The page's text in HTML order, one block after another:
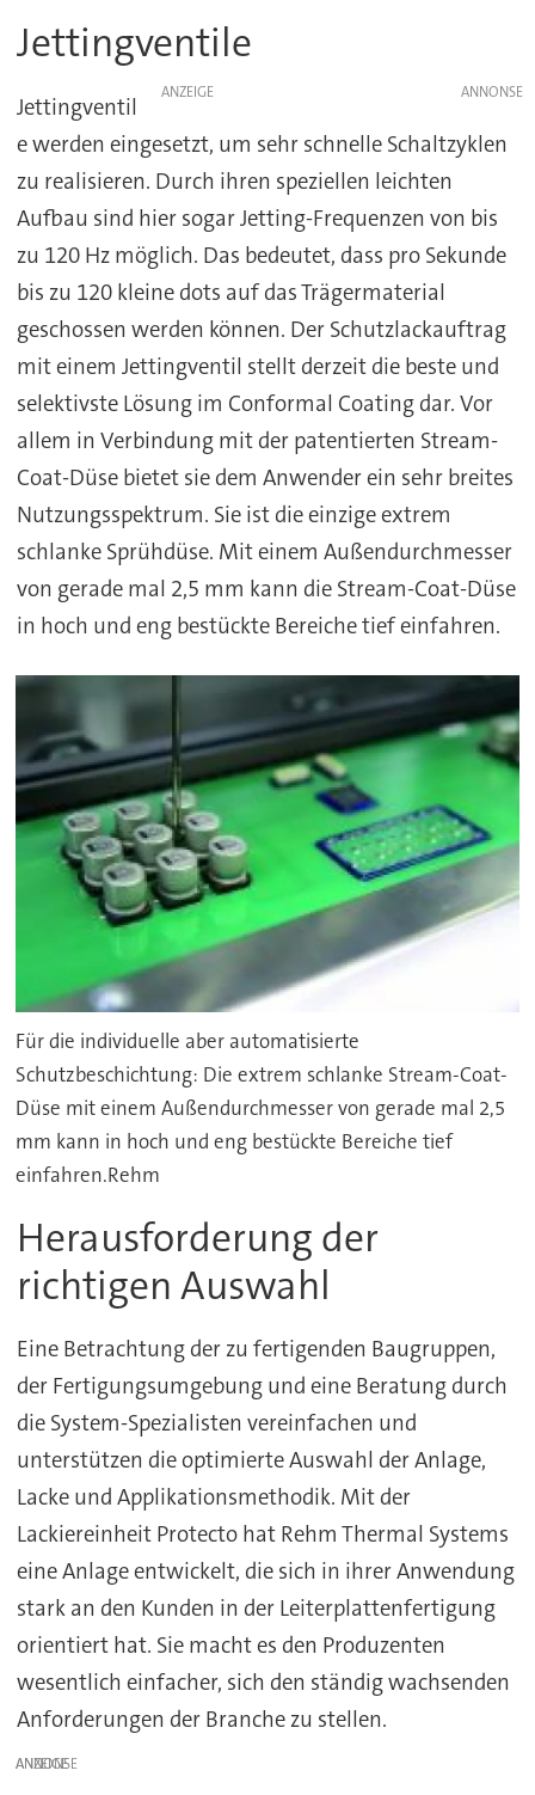
Jettingventile
ANZEIGE
Jettingventil
e werden eingesetzt, um sehr schnelle Schaltzyklen
zu realisieren. Durch ihren speziellen leichten
Aufbau sind hier sogar Jetting-Frequenzen von bis
zu 120 Hz möglich. Das bedeutet, dass pro Sekunde
bis zu 120 kleine dots auf das Trägermaterial
geschossen werden können. Der Schutzlackauftrag
mit einem Jettingventil stellt derzeit die beste und
selektivste Lösung im Conformal Coating dar. Vor
allem in Verbindung mit der patentierten Stream-
Coat-Düse bietet sie dem Anwender ein sehr breites
Nutzungsspektrum. Sie ist die einzige extrem
schlanke Sprühdüse. Mit einem Außendurchmesser
von gerade mal 2,5 mm kann die Stream-Coat-Düse
in hoch und eng bestückte Bereiche tief einfahren.
Für die individuelle aber automatisierte
Schutzbeschichtung: Die extrem schlanke Stream-Coat-
Düse mit einem Außendurchmesser von gerade mal 2,5
mm kann in hoch und eng bestückte Bereiche tief
einfahren.Rehm
Herausforderung der
richtigen Auswahl
Eine Betrachtung der zu fertigenden Baugruppen,
der Fertigungsumgebung und eine Beratung durch
die System-Spezialisten vereinfachen und
unterstützen die optimierte Auswahl der Anlage,
Lacke und Applikationsmethodik. Mit der
Lackiereinheit Protecto hat Rehm Thermal Systems
eine Anlage entwickelt, die sich in ihrer Anwendung
stark an den Kunden in der Leiterplattenfertigung
orientiert hat. Sie macht es den Produzenten
wesentlich einfacher, sich den ständig wachsenden
Anforderungen der Branche zu stellen.
ANZEIGE